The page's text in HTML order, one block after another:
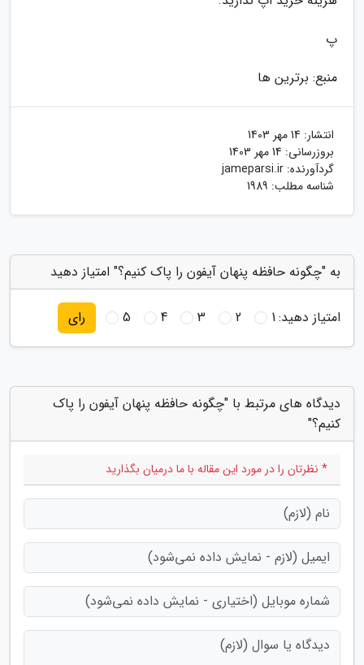
پ
منبع: برترین ها
انتشار: 14 مهر 1403
بروزرسانی: 14 مهر 1403
گردآورنده: jameparsi.ir
شناسه مطلب: 1989
به "چگونه حافظه پنهان آیفون را پاک کنیم؟" امتیاز دهید
امتیاز دهید:1
2
3
4
5 رای
دیدگاه های مرتبط با "چگونه حافظه پنهان آیفون را پاک
کنیم؟"
* نظرتان را در مورد این مقاله با ما درمیان بگذارید